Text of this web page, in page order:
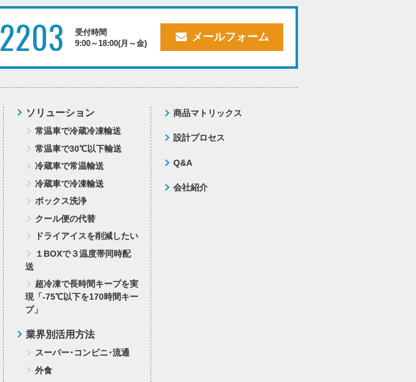
2203
受付時間
9:00～18:00(月～金)
メールフォーム
ソリューション
常温車で冷蔵冷凍輸送
常温車で30℃以下輸送
冷蔵車で常温輸送
冷蔵車で冷凍輸送
ボックス洗浄
クール便の代替
ドライアイスを削減したい
１BOXで３温度帯同時配
送
超冷凍で長時間キープを実
現「-75℃以下を170時間キー
プ」
業界別活用方法
スーパー･コンビニ･流通
外食
商品マトリックス
設計プロセス
Q&A
会社紹介